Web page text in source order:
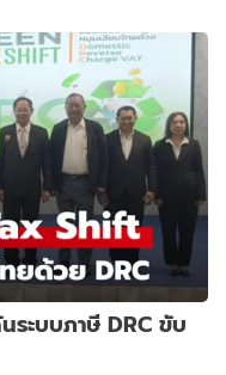
ระบบภาษี DRC ขับ